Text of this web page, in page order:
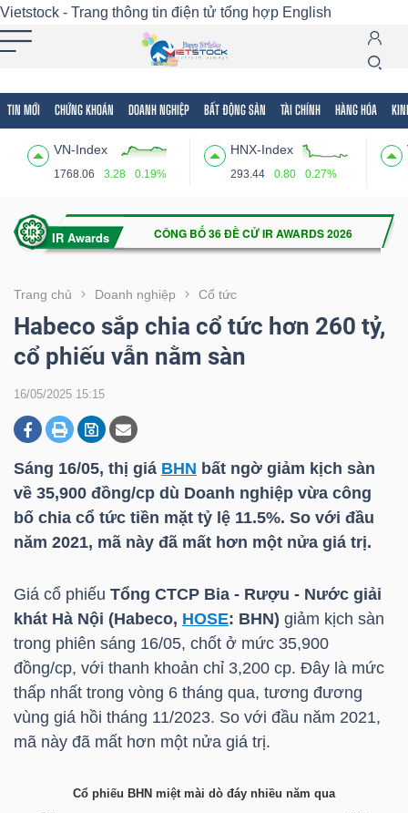
Vietstock - Trang thông tin điện tử tổng hợp English
TIN MỚI CHỨNG KHOÁN DOANH NGHIỆP BẤT ĐỘNG SẢN TÀI CHÍNH HÀNG HÓA
VN-Index
1768.06 3.28 0.19%
HNX-Index
293.44 0.80 0.27%
Trang chủ Doanh nghiệp Cổ tức
Habeco sắp chia cổ tức hơn 260 tỷ,
cổ phiếu vẫn nằm sàn
16/05/2025 15:15
Sáng 16/05, thị giá BHN bất ngờ giảm kịch sàn
về 35,900 đồng/cp dù Doanh nghiệp vừa công
bố chia cổ tức tiền mặt tỷ lệ 11.5%. So với đầu
năm 2021, mã này đã mất hơn một nửa giá trị.
Giá cổ phiếu Tổng CTCP Bia - Rượu - Nước giải
khát Hà Nội (Habeco, HOSE: BHN) giảm kịch sàn
trong phiên sáng 16/05, chốt ở mức 35,900
đồng/cp, với thanh khoản chỉ 3,200 cp. Đây là mức
thấp nhất trong vòng 6 tháng qua, tương đương
vùng giá hồi tháng 11/2023. So với đầu năm 2021,
mã này đã mất hơn một nửa giá trị.
Cổ phiếu BHN miệt mài dò đáy nhiều năm qua
Tất cả Tính năng Ngành Mã chứng khoán
Tính
(-)
VIETSTOCK
CHỨNG
DOANH
NGHIỆP
ĐỘNG
TÀI
CHÍNH